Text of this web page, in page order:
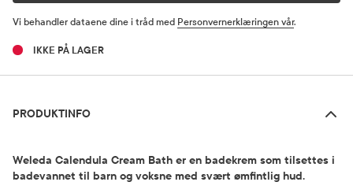
Vi behandler dataene dine i tråd med Personvernerklæringen vår.
IKKE PÅ LAGER
PRODUKTINFO
Weleda Calendula Cream Bath er en badekrem som tilsettes i
badevannet til barn og voksne med svært ømfintlig hud.